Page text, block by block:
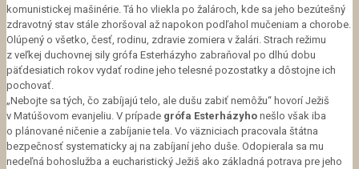
komunistickej mašinérie. Tá ho vliekla po žalároch, kde sa jeho bezútešný
zdravotný stav stále zhoršoval až napokon podľahol mučeniam a chorobe.
Olúpený o všetko, česť, rodinu, zdravie zomiera v žalári. Strach režimu
z veľkej duchovnej sily grófa Esterházyho zabraňoval po dlhú dobu
päťdesiatich rokov vydať rodine jeho telesné pozostatky a dôstojne ich
pochovať.
„Nebojte sa tých, čo zabíjajú telo, ale dušu zabiť nemôžu“ hovorí Ježiš
v Matúšovom evanjeliu. V prípade grófa Esterházyho nešlo však iba
o plánované ničenie a zabíjanie tela. Vo väzniciach pracovala štátna
bezpečnosť systematicky aj na zabíjaní jeho duše. Odopierala sa mu
nedeľná bohoslužba a eucharistický Ježiš ako základná potrava pre jeho